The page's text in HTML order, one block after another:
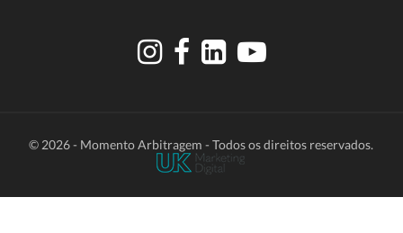
© 2026 - Momento Arbitragem - Todos os direitos reservados.